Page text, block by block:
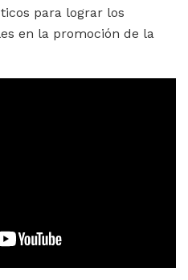
para lograr los
en la promoción de la